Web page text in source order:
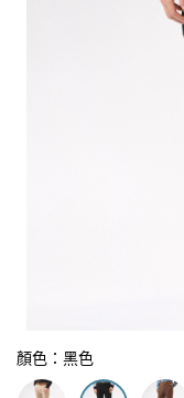
顏色：黑色